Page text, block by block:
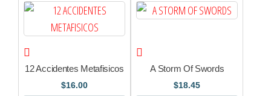
12 Accidentes Metafisicos
$16.00
A Storm Of Swords
$18.45